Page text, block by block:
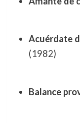
Acuérdate
(1982)
Balance